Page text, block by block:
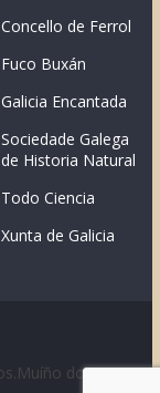
Concello de Ferrol
Fuco Buxán
Galicia Encantada
Sociedade Galega
de Historia Natural
Todo Ciencia
Xunta de Galicia